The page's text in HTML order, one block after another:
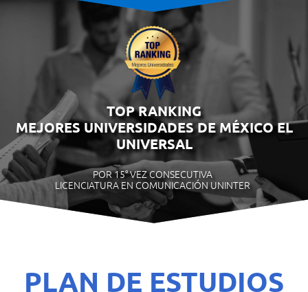
TOP RANKING
MEJORES UNIVERSIDADES DE MÉXICO EL
UNIVERSAL
POR 15° VEZ CONSECUTIVA
LICENCIATURA EN COMUNICACIÓN UNINTER
PLAN DE ESTUDIOS